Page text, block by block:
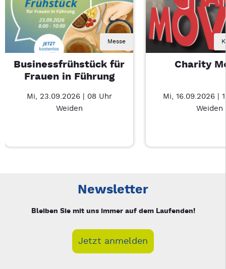
Messe
Businessfrühstück für
Frauen in Führung
Mi, 23.09.2026 | 08 Uhr
Weiden
Charity
Mi, 16.09.2026 |
Weiden
Newsletter
Bleiben Sie mit uns immer auf dem Laufenden!
Jetzt anmelden